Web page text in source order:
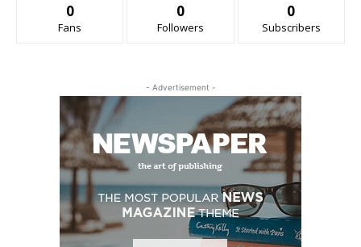
0
Fans
0
Followers
0
Subscribers
- Advertisement -